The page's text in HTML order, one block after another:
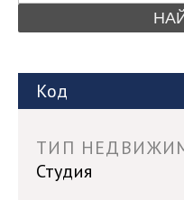
Код
ТИП
Студия